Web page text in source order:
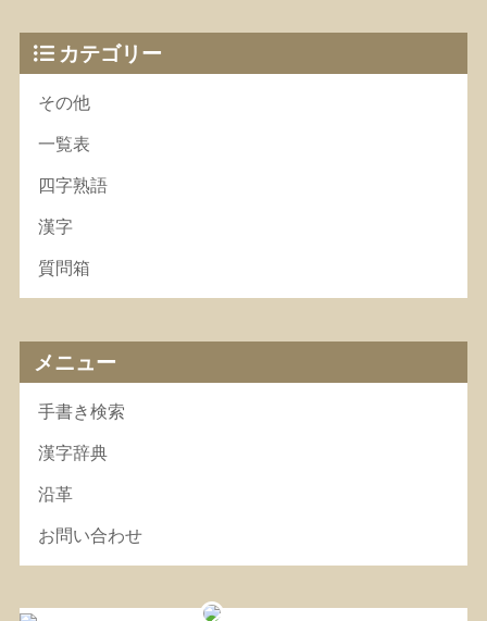
カテゴリー
その他
一覧表
四字熟語
漢字
質問箱
メニュー
手書き検索
漢字辞典
沿革
お問い合わせ